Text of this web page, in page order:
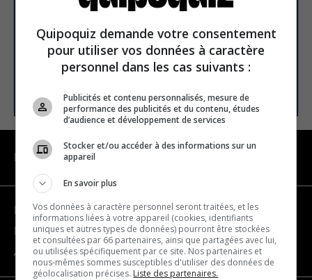
E-mail
NAVIGATION
Devenir partenaire
Nous joindre
À propos
Quipoquiz demande votre consentement
pour utiliser vos données à caractère
personnel dans les cas suivants :
Publicités et contenu personnalisés, mesure de
performance des publicités et du contenu, études
d’audience et développement de services
Stocker et/ou accéder à des informations sur un
appareil
En savoir plus
Vos données à caractère personnel seront traitées, et les
informations liées à votre appareil (cookies, identifiants
uniques et autres types de données) pourront être stockées
et consultées par 66 partenaires, ainsi que partagées avec lui,
ou utilisées spécifiquement par ce site. Nos partenaires et
nous-mêmes sommes susceptibles d'utiliser des données de
géolocalisation précises. Liste des partenaires.